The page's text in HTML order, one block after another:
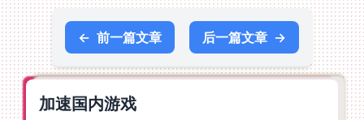
← 前一篇文章 后一篇文章 →
加速国内游戏